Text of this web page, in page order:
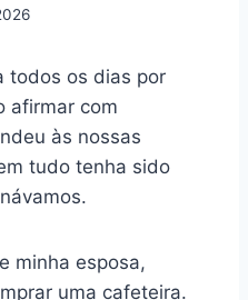
todos os dias por
afirmar com
às nossas
tudo tenha sido
minha esposa,
uma cafeteira.